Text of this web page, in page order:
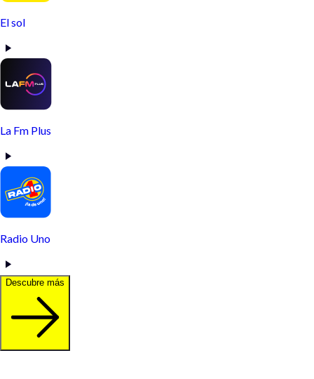
El sol
La Fm Plus
Radio Uno
Descubre más